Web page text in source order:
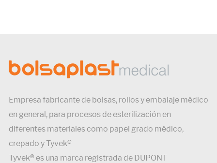
Empresa fabricante de bolsas, rollos y embalaje médico
en general, para procesos de esterilización en
diferentes materiales como papel grado médico,
crepado y Tyvek®
Tyvek® es una marca registrada de DUPONT